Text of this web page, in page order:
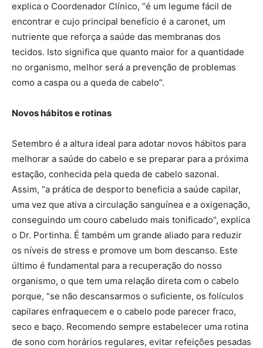
explica o Coordenador Clínico, “é um legume fácil de
encontrar e cujo principal benefício é a caronet, um
nutriente que reforça a saúde das membranas dos
tecidos. Isto significa que quanto maior for a quantidade
no organismo, melhor será a prevenção de problemas
como a caspa ou a queda de cabelo”.
Novos hábitos e rotinas
Setembro é a altura ideal para adotar novos hábitos para
melhorar a saúde do cabelo e se preparar para a próxima
estação, conhecida pela queda de cabelo sazonal.
Assim, “a prática de desporto beneficia a saúde capilar,
uma vez que ativa a circulação sanguínea e a oxigenação,
conseguindo um couro cabeludo mais tonificado”, explica
o Dr. Portinha. É também um grande aliado para reduzir
os níveis de stress e promove um bom descanso. Este
último é fundamental para a recuperação do nosso
organismo, o que tem uma relação direta com o cabelo
porque, “se não descansarmos o suficiente, os folículos
capilares enfraquecem e o cabelo pode parecer fraco,
seco e baço. Recomendo sempre estabelecer uma rotina
de sono com horários regulares, evitar refeições pesadas